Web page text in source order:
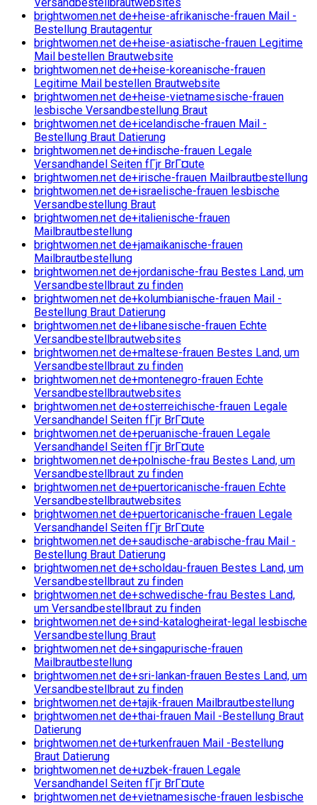
brightwomen.net de+heise-afrikanische-frauen Mail -
Bestellung Brautagentur
brightwomen.net de+heise-asiatische-frauen Legitime
Mail bestellen Brautwebsite
brightwomen.net de+heise-koreanische-frauen
Legitime Mail bestellen Brautwebsite
brightwomen.net de+heise-vietnamesische-frauen
lesbische Versandbestellung Braut
brightwomen.net de+icelandische-frauen Mail -
Bestellung Braut Datierung
brightwomen.net de+indische-frauen Legale
Versandhandel Seiten fГјr BrГ¤ute
brightwomen.net de+irische-frauen Mailbrautbestellung
brightwomen.net de+israelische-frauen lesbische
Versandbestellung Braut
brightwomen.net de+italienische-frauen
Mailbrautbestellung
brightwomen.net de+jamaikanische-frauen
Mailbrautbestellung
brightwomen.net de+jordanische-frau Bestes Land, um
Versandbestellbraut zu finden
brightwomen.net de+kolumbianische-frauen Mail -
Bestellung Braut Datierung
brightwomen.net de+libanesische-frauen Echte
Versandbestellbrautwebsites
brightwomen.net de+maltese-frauen Bestes Land, um
Versandbestellbraut zu finden
brightwomen.net de+montenegro-frauen Echte
Versandbestellbrautwebsites
brightwomen.net de+osterreichische-frauen Legale
Versandhandel Seiten fГјr BrГ¤ute
brightwomen.net de+peruanische-frauen Legale
Versandhandel Seiten fГјr BrГ¤ute
brightwomen.net de+polnische-frau Bestes Land, um
Versandbestellbraut zu finden
brightwomen.net de+puertoricanische-frauen Echte
Versandbestellbrautwebsites
brightwomen.net de+puertoricanische-frauen Legale
Versandhandel Seiten fГјr BrГ¤ute
brightwomen.net de+saudische-arabische-frau Mail -
Bestellung Braut Datierung
brightwomen.net de+scholdau-frauen Bestes Land, um
Versandbestellbraut zu finden
brightwomen.net de+schwedische-frau Bestes Land,
um Versandbestellbraut zu finden
brightwomen.net de+sind-katalogheirat-legal lesbische
Versandbestellung Braut
brightwomen.net de+singapurische-frauen
Mailbrautbestellung
brightwomen.net de+sri-lankan-frauen Bestes Land, um
Versandbestellbraut zu finden
brightwomen.net de+tajik-frauen Mailbrautbestellung
brightwomen.net de+thai-frauen Mail -Bestellung Braut
Datierung
brightwomen.net de+turkenfrauen Mail -Bestellung
Braut Datierung
brightwomen.net de+uzbek-frauen Legale
Versandhandel Seiten fГјr BrГ¤ute
brightwomen.net de+vietnamesische-frauen lesbische